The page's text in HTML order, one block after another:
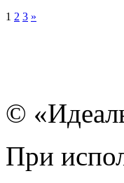
1 2 3 »
©
При